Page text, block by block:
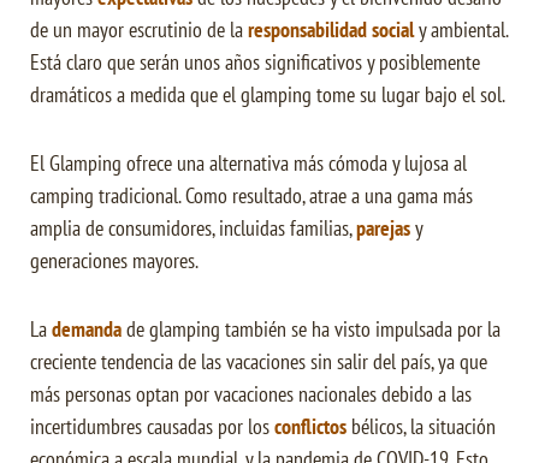
de un mayor escrutinio de laresponsabilidadsocialy ambiental.
Está claro que serán unos años significativos y posiblemente
dramáticos a medida que el glamping tome su lugar bajo el sol.
El Glamping ofrece una alternativa más cómoda y lujosa al
camping tradicional. Como resultado, atrae a una gama más
amplia de consumidores, incluidas familias,parejasy
generaciones mayores.
Lademandade glamping también se ha visto impulsada por la
creciente tendencia de las vacaciones sin salir del país, ya que
más personas optan por vacaciones nacionales debido a las
incertidumbres causadas por losconflictos bélicos, la situación